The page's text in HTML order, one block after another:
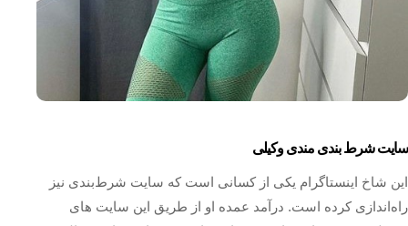
سایت شرط بندی مندی وکیلی
این شاخ اینستاگرام یکی از کسانی است که سایت شرط‌بندی نیز
راه‌اندازی کرده است. درآمد عمده او از طریق این سایت های